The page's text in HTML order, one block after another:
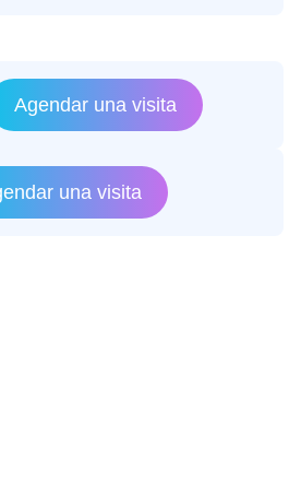
Agendar una visita
una visita